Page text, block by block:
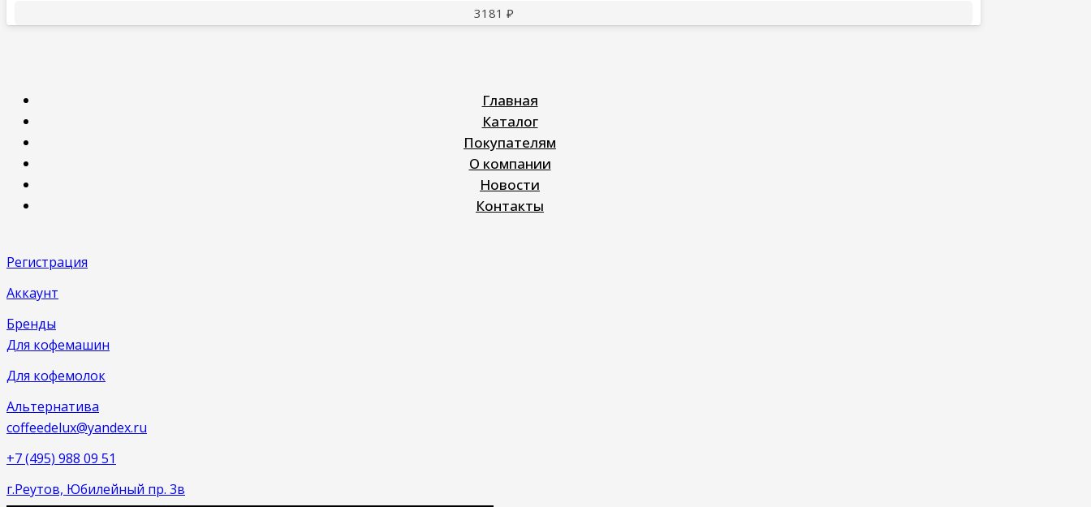
3181 ₽
Главная
Каталог
Покупателям
О компании
Новости
Контакты
Регистрация
Аккаунт
Бренды
Для кофемашин
Для кофемолок
Альтернатива
coffeedelux@yandex.ru
+7 (495) 988 09 51
г.Реутов, Юбилейный пр. 3в